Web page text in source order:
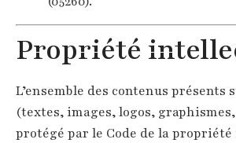
Propriété
L’ensemble des contenus présents
(textes, images, logos,
protégé par le Code de la